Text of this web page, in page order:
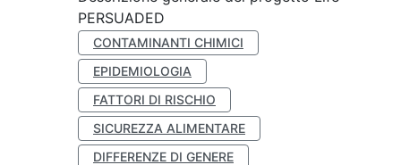
PERSUADED
CONTAMINANTI CHIMICI
EPIDEMIOLOGIA
FATTORI DI RISCHIO
SICUREZZA ALIMENTARE
DIFFERENZE DI GENERE